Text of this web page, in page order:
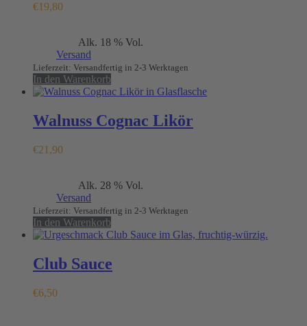
€19,80
Alk. 18 % Vol.
Versand
Lieferzeit: Versandfertig in 2-3 Werktagen
In den Warenkorb
Walnuss Cognac Likör
€21,90
Alk. 28 % Vol.
Versand
Lieferzeit: Versandfertig in 2-3 Werktagen
In den Warenkorb
Club Sauce
€6,50